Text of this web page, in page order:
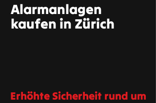
Alarmanlagen
kaufen in Zürich
Erhöhte Sicherheit rund um